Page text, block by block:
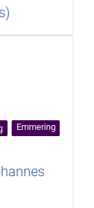
Emmering